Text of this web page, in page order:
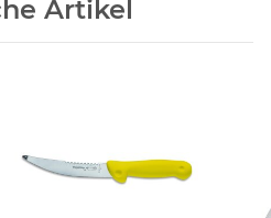
Artikel